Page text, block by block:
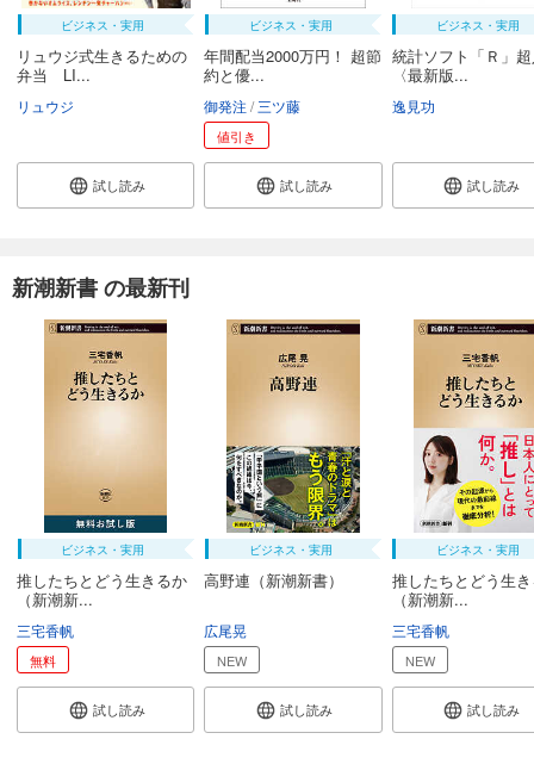
ビジネス・実用
リュウジ式生きるための
弁当 LI...
リュウジ
試し読み
ビジネス・実用
年間配当2000万円！ 超節
約と優...
御発注 三ツ藤
値引き
試し読み
ビジネス・実用
統計ソフト「Ｒ」
〈最新版...
逸見功
試し読み
新潮新書 の最新刊
ビジネス・実用
推したちとどう生きるか
（新潮新...
三宅香帆
無料
試し読み
ビジネス・実用
高野連（新潮新書）
広尾晃
NEW
試し読み
ビジネス・実用
推したちとどう生
（新潮新...
三宅香帆
NEW
試し読み